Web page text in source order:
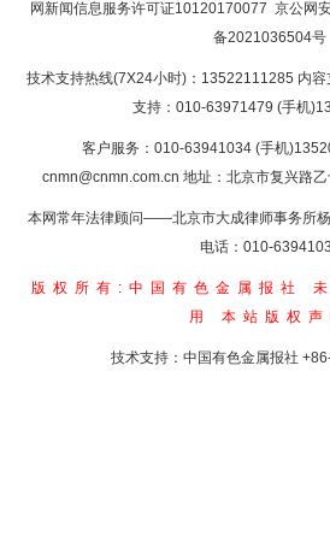
网新闻信息服务许可证10120170077 京公网
备2021036504号
技术支持热线(7X24小时)：13522111285 内
支持：010-63971479 (手机
客户服务：010-63941034 (手机
cnmn@cnmn.com.cn 地址：北京市复兴路
本网常年法律顾问——北京市大成律师事务所
电话：010-
版权所有:中国有色金属报社
用 本站版权声
技术支持：中国有色金属报社